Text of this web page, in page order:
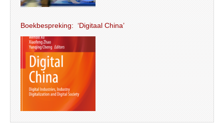
Boekbespreking: ‘Digitaal China’